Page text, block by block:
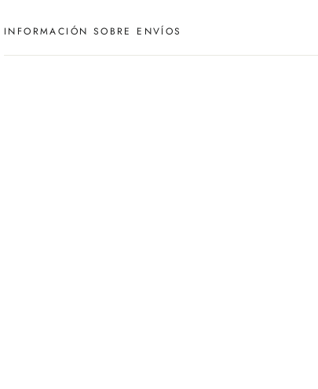
INFORMACIÓN SOBRE ENVÍOS